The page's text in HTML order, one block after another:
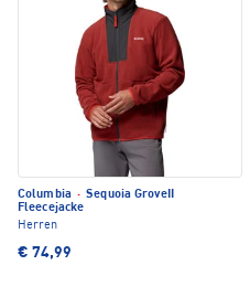
Columbia · Sequoia GroveII
Fleecejacke
Herren
€ 74,99